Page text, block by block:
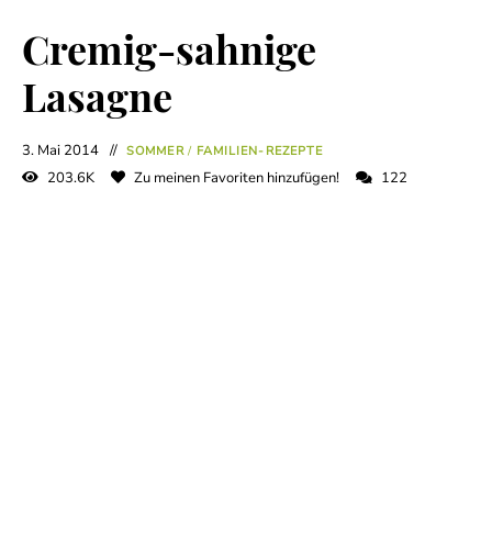
Cremig-sahnige
Lasagne
3. Mai 2014 SOMMER/ FAMILIEN-REZEPTE
203.6K Zu meinen Favoriten hinzufügen! 122